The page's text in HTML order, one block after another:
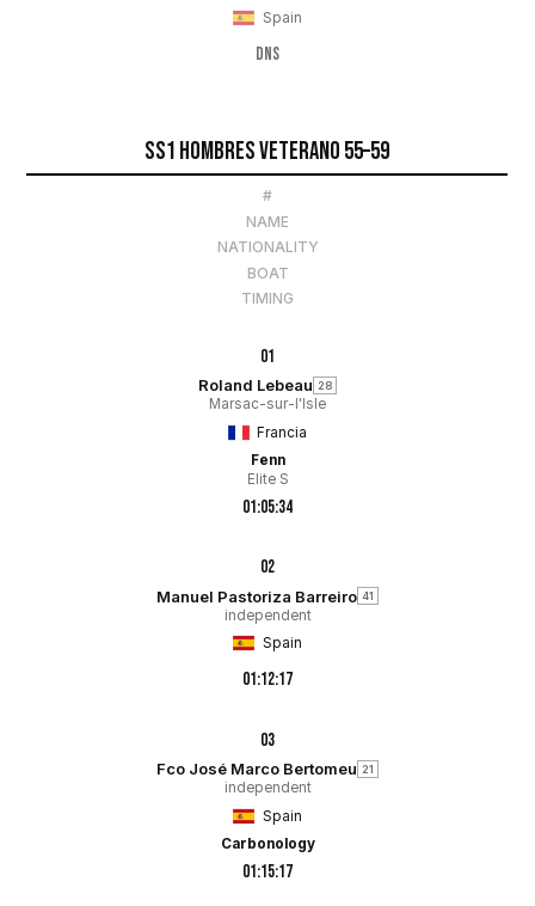
Spain
DNS
SS1 Hombres Veterano 55–59
#
NAME
NATIONALITY
BOAT
TIMING
01
Roland Lebeau 28
Marsac-sur-l'Isle
Francia
Fenn
Elite S
01:05:34
02
Manuel Pastoriza Barreiro 41
independent
Spain
01:12:17
03
Fco José Marco Bertomeu 21
independent
Spain
Carbonology
01:15:17